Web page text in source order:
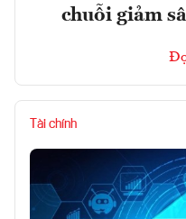
chuỗi giảm
Tài chính